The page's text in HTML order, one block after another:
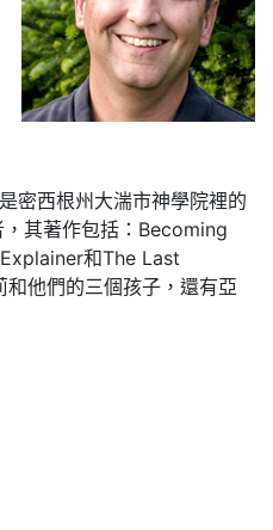
密西根州大湍市神學院裡的
其著作包括：Becoming
和The Last
他們的三個孩子，還有亞